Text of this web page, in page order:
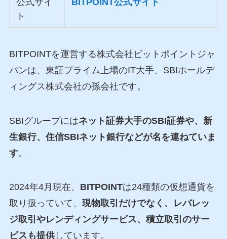
公式サイ
ト
BITPOINT公式サイト
BITPOINTを運営する株式会社ビットポイントジャ
パンは、東証プライム上場のIT大手、SBIホールデ
ィングス株式会社の孫会社です。
SBIグループにはネット証券大手のSBI証券や、新
生銀行、住信SBIネット銀行などが名を連ねていま
す。
2024年4月現在、 BITPOINTは24種類の仮想通貨を
取り扱っていて、 現物取引だけでなく、レバレッ
ジ取引やレンディングサービス、積立取引のサー
ビスも提供しています。